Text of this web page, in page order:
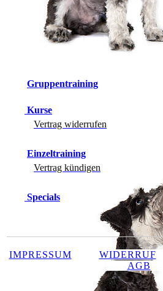
Gruppentraining
Kurse
Vertrag widerrufen
Einzeltraining
Vertrag kündigen
Specials
IMPRESSUM WIDERRUF
AGB